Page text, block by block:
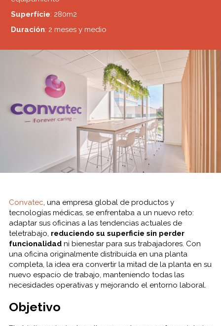
Superfície: 280m2
Duración: 2 meses y medio
Convatec, una empresa global de productos y
tecnologías médicas, se enfrentaba a un nuevo reto:
adaptar sus oficinas a las tendencias actuales de
teletrabajo, reduciendo su superficie sin perder
funcionalidadni bienestar para sus trabajadores. Con
una oficina originalmente distribuida en una planta
completa, la idea era convertir la mitad de la planta en su
nuevo espacio de trabajo, manteniendo todas las
necesidades operativas y mejorando el entorno laboral.
Objetivo